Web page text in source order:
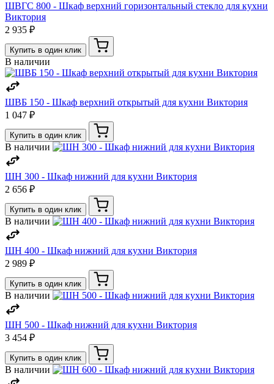
ШВГС 800 - Шкаф верхний горизонтальный стекло для кухни
Виктория
2 935 ₽
Купить в один клик
В наличии
ШВБ 150 - Шкаф верхний открытый для кухни Виктория
1 047 ₽
Купить в один клик
В наличии
ШН 300 - Шкаф нижний для кухни Виктория
2 656 ₽
Купить в один клик
В наличии
ШН 400 - Шкаф нижний для кухни Виктория
2 989 ₽
Купить в один клик
В наличии
ШН 500 - Шкаф нижний для кухни Виктория
3 454 ₽
Купить в один клик
В наличии